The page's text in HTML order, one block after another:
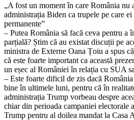
„A fost un moment în care România nu
administrația Biden ca trupele pe care
permanente”
– Putea România să facă ceva pentru a
parțială? Știm că au existat discuții pe
ministra de Externe Oana Țoiu a spus
că este foarte important ca această
un eșec al României în relația cu SUA
– Este foarte dificil de zis dacă
bine în ultimele luni, pentru că în
administrația Trump vorbeau despre
chiar din perioada campaniei electorale
Trump pentru al doilea mandat la Casa